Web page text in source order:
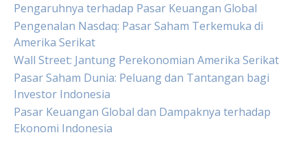
Pengaruhnya terhadap Pasar Keuangan Global
Pengenalan Nasdaq: Pasar Saham Terkemuka di
Amerika Serikat
Wall Street: Jantung Perekonomian Amerika Serikat
Pasar Saham Dunia: Peluang dan Tantangan bagi
Investor Indonesia
Pasar Keuangan Global dan Dampaknya terhadap
Ekonomi Indonesia